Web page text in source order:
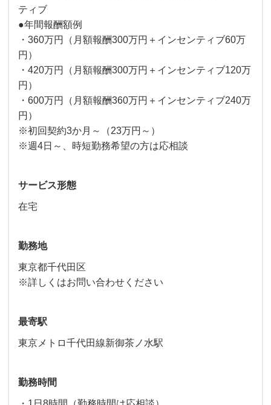
ティブ
●年間報酬額例
・360万円（月額報酬300万円＋インセンティブ60万
円）
・420万円（月額報酬300万円＋インセンティブ120万
円）
・600万円（月額報酬360万円＋インセンティブ240万
円）
※初回契約3か月～（23万円～）
※週4日～、時短勤務希望の方は応相談
サービス形態
在宅
勤務地
東京都千代田区
※詳しくはお問い合わせください
最寄駅
東京メトロ千代田線新御茶ノ水駅
勤務時間